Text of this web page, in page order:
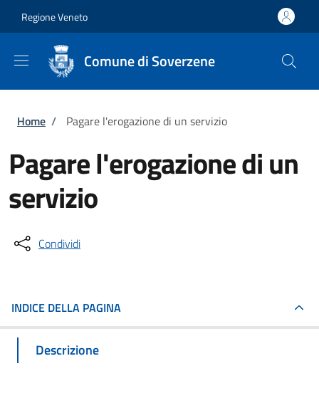
Regione Veneto
Comune di Soverzene
Briciole di pane
Home / Pagare l'erogazione di un servizio
Pagare l'erogazione di un
servizio
Condividi
INDICE DELLA PAGINA
Descrizione